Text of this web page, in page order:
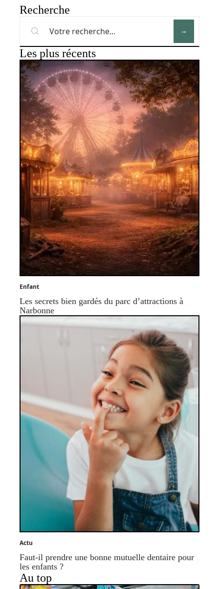
Recherche
Les plus récents
Enfant
Les secrets bien gardés du parc d’attractions à
Narbonne
Actu
Faut-il prendre une bonne mutuelle dentaire pour
les enfants ?
Au top